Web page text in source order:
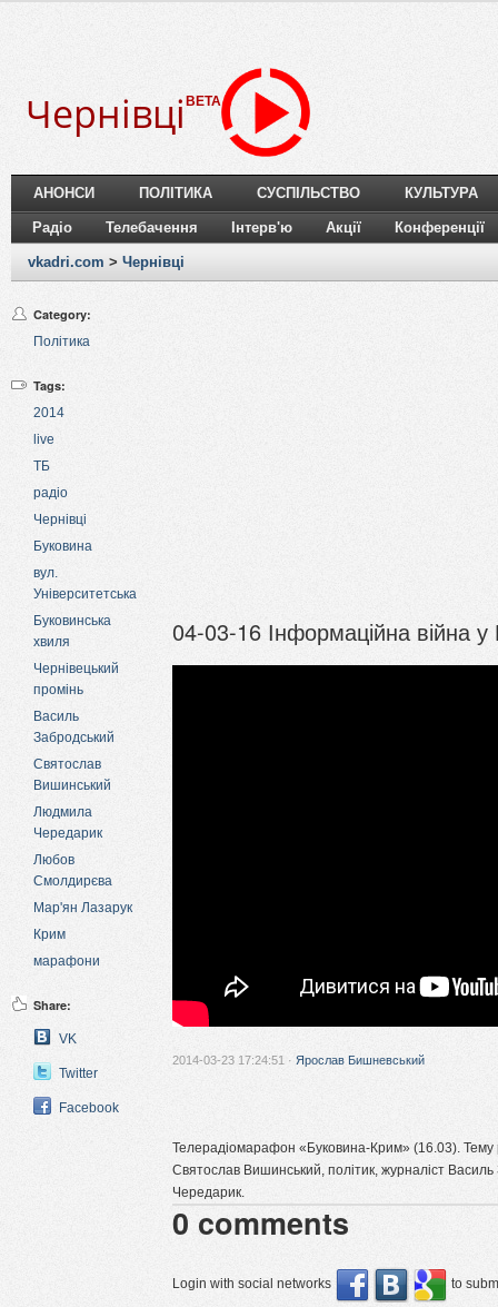
Чернівці BETA
АНОНСИ ПОЛІТИКА СУСПІЛЬСТВО КУЛЬТУРА
Радіо Телебачення Інтерв'ю Акції Конференції
vkadri.com > Чернівці
Category:
Політика
Tags:
2014
live
ТБ
радіо
Чернівці
Буковина
вул.
Університетська
Буковинська
хвиля
Чернівецький
промінь
Василь
Забродський
Святослав
Вишинський
Людмила
Чередарик
Любов
Смолдирєва
Мар'ян Лазарук
Крим
марафони
Share:
VK
Twitter
Facebook
04-03-16 Інформаційна війна
2014-03-23 17:24:51 · Ярослав Бишневський
Телерадіомарафон «Буковина-Крим» (16.03). Тему
Святослав Вишинський, політик, журналіст
Чередарик.
0 comments
Login with social networks to